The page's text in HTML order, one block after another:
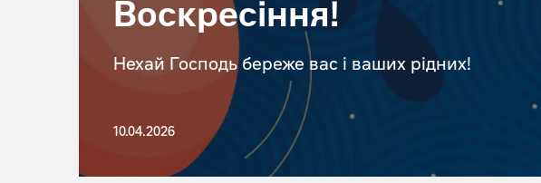
Воскресіння!
Нехай Господь береже вас і ваших рідних!
10.04.2026